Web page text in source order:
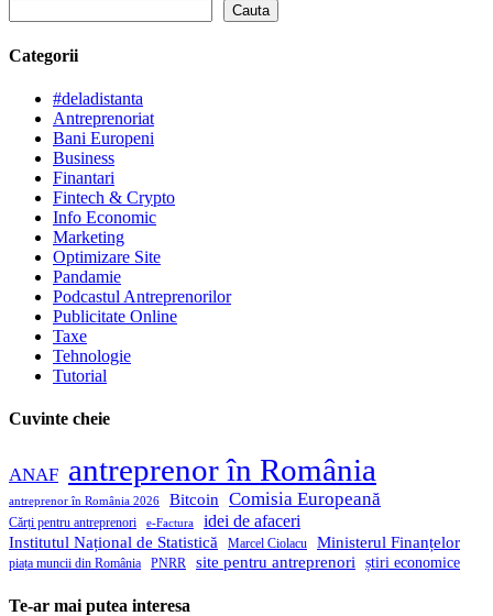
Cauta
Categorii
#deladistanta
Antreprenoriat
Bani Europeni
Business
Finantari
Fintech & Crypto
Info Economic
Marketing
Optimizare Site
Pandamie
Podcastul Antreprenorilor
Publicitate Online
Taxe
Tehnologie
Tutorial
Cuvinte cheie
ANAF antreprenor în România
antreprenor în România 2026 Bitcoin Comisia Europeană
Cărți pentru antreprenori e-Factura idei de afaceri
Institutul Național de Statistică Marcel Ciolacu Ministerul Finanțelor
piața muncii din România PNRR site pentru antreprenori știri economice
Te-ar mai putea interesa